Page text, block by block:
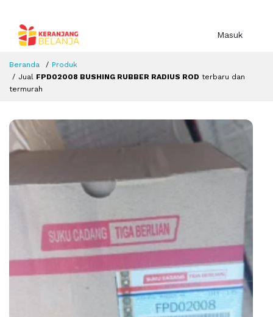
Masuk
Beranda
Produk
Jual FPD02008 BUSHING RUBBER RADIUS ROD terbaru dan
termurah